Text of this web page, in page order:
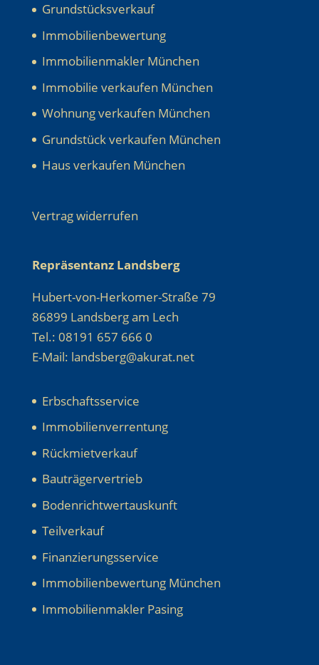
Grundstücksverkauf
Immobilienbewertung
Immobilienmakler München
Immobilie verkaufen München
Wohnung verkaufen München
Grundstück verkaufen München
Haus verkaufen München
Vertrag widerrufen
Repräsentanz Landsberg
Hubert-von-Herkomer-Straße 79
86899 Landsberg am Lech
Tel.: 08191 657 666 0
E-Mail: landsberg@akurat.net
Erbschaftsservice
Immobilienverrentung
Rückmietverkauf
Bauträgervertrieb
Bodenrichtwertauskunft
Teilverkauf
Finanzierungsservice
Immobilienbewertung München
Immobilienmakler Pasing